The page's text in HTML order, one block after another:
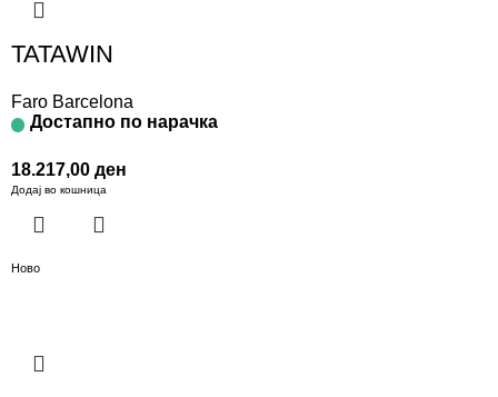
TATAWIN
Faro Barcelona
Достапно по нарачка
18.217,00 ден
Додај во кошница
Ново